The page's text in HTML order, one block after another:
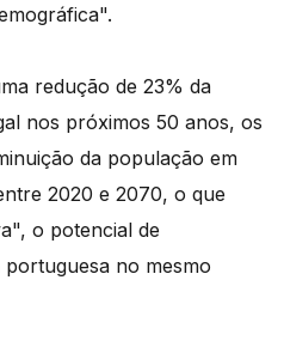
redução de 23% da
nos próximos 50 anos, os
da população em
2020 e 2070, o que
o potencial de
no mesmo